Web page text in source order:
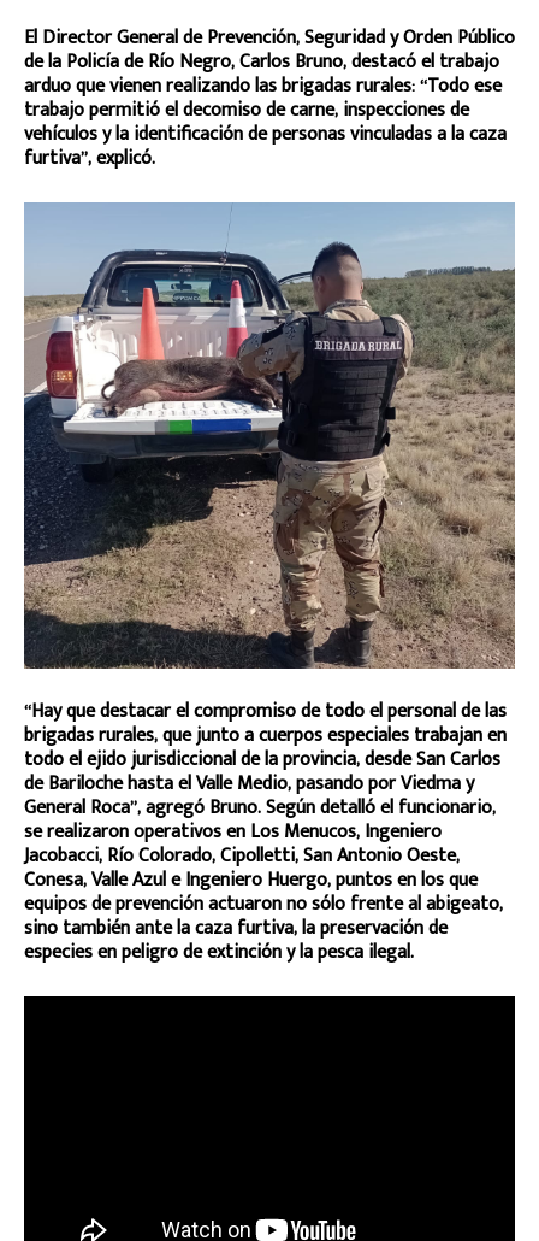
El Director General de Prevención, Seguridad y Orden Público
de la Policía de Río Negro, Carlos Bruno, destacó el trabajo
arduo que vienen realizando las brigadas rurales: “Todo ese
trabajo permitió el decomiso de carne, inspecciones de
vehículos y la identificación de personas vinculadas a la caza
furtiva”, explicó.
“Hay que destacar el compromiso de todo el personal de las
brigadas rurales, que junto a cuerpos especiales trabajan en
todo el ejido jurisdiccional de la provincia, desde San Carlos
de Bariloche hasta el Valle Medio, pasando por Viedma y
General Roca”, agregó Bruno. Según detalló el funcionario,
se realizaron operativos en Los Menucos, Ingeniero
Jacobacci, Río Colorado, Cipolletti, San Antonio Oeste,
Conesa, Valle Azul e Ingeniero Huergo, puntos en los que
equipos de prevención actuaron no sólo frente al abigeato,
sino también ante la caza furtiva, la preservación de
especies en peligro de extinción y la pesca ilegal.